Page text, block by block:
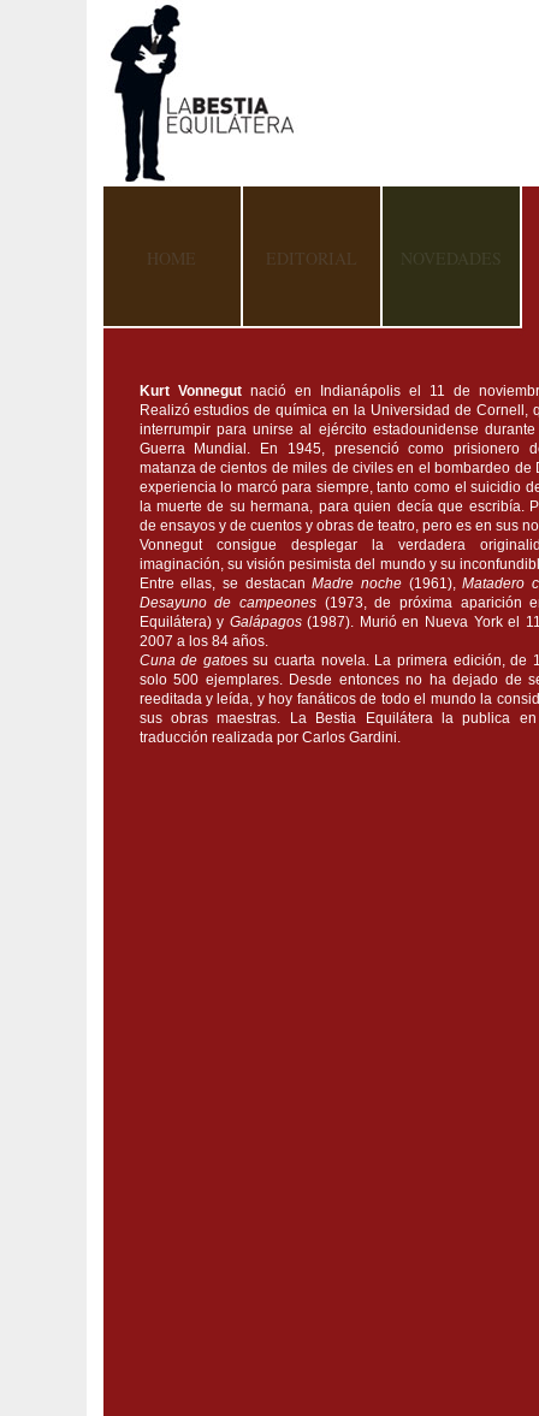
HOME EDITORIAL NOVEDADES
Kurt Vonnegut nació en Indianápolis el 11 de
Realizó estudios de química en la Universidad de Cornell,
interrumpir para unirse al ejército estadounidense
Guerra Mundial. En 1945, presenció como prisionero
matanza de cientos de miles de civiles en el bombardeo de
experiencia lo marcó para siempre, tanto como el suicidio
la muerte de su hermana, para quien decía que escribía.
de ensayos y de cuentos y obras de teatro, pero es en sus
Vonnegut consigue desplegar la verdadera
imaginación, su visión pesimista del mundo y su
Entre ellas, se destacanMadre noche(1961),Matadero
Desayuno de campeones(1973, de próxima aparición
Equilátera) y Galápagos(1987). Murió en Nueva York el
2007 a los 84 años.
Cuna de gatoes su cuarta novela. La primera edición, de
solo 500 ejemplares. Desde entonces no ha dejado de
reeditada y leída, y hoy fanáticos de todo el mundo la
sus obras maestras. La Bestia Equilátera la publica
traducción realizada por Carlos Gardini.